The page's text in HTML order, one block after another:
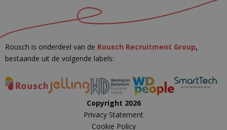
Rousch is onderdeel van de Rousch Recruitment Group,
bestaande uit de volgende labels:
Copyright 2026
Privacy Statement
Cookie Policy